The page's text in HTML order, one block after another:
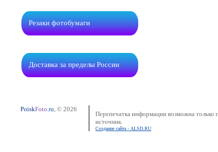
Резаки фотобумаги
Доставка за пределы России
PoiskFoto.ru, © 2026
Перепечатка информации возможна только
источник.
Создание сайта - ALSD.RU